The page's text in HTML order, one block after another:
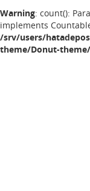
Warning: count():
implements
/srv/users/
theme/Donut-